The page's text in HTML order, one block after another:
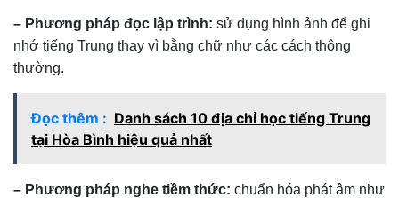
– Phương pháp đọc lập trình: sử dụng hình ảnh để ghi
nhớ tiếng Trung thay vì bằng chữ như các cách thông
thường.
Đọc thêm : Danh sách 10 địa chỉ học tiếng Trung
tại Hòa Bình hiệu quả nhất
– Phương pháp nghe tiềm thức: chuẩn hóa phát âm như